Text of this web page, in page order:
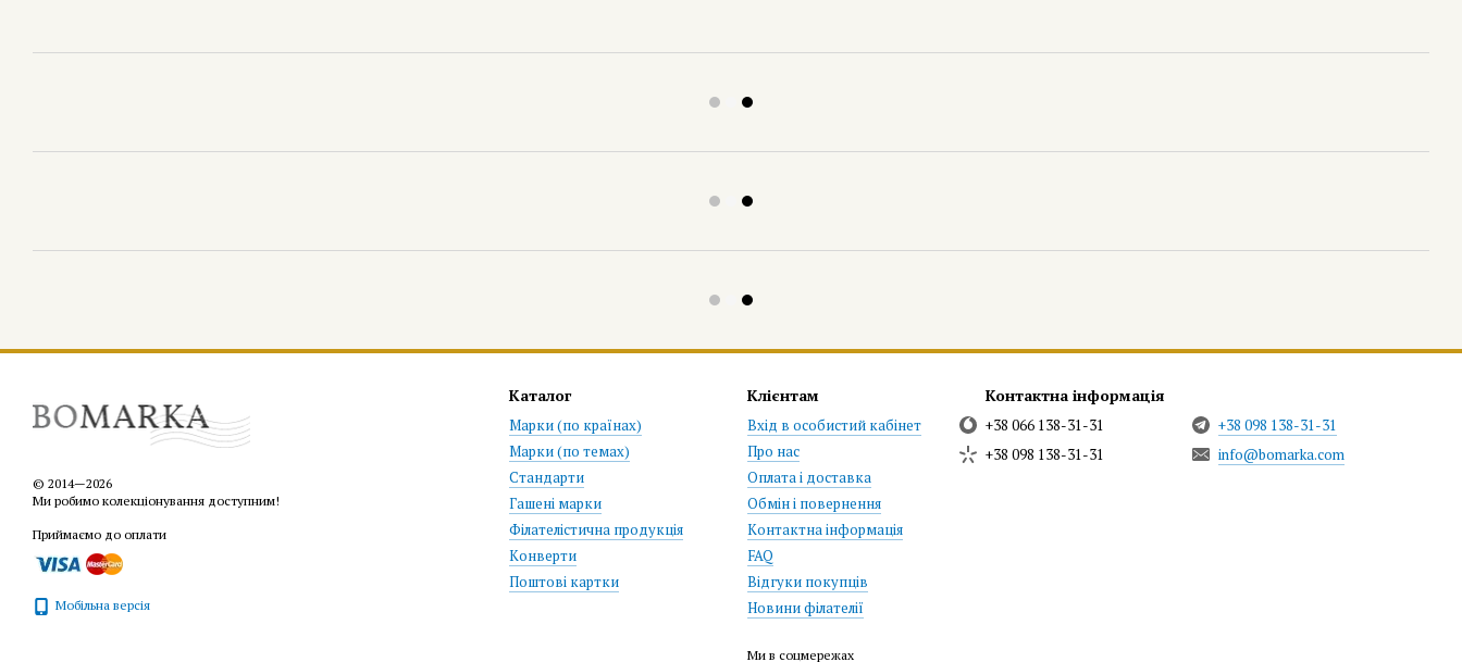
© 2014—2026
Ми робимо колекціонування доступним!
Приймаємо до оплати
Мобільна версія
Каталог
Марки (по країнах)
Марки (по темах)
Стандарти
Гашені марки
Філателістична продукція
Конверти
Поштові картки
Клієнтам
Вхід в особистий кабінет
Про нас
Оплата і доставка
Обмін і повернення
Контактна інформація
FAQ
Відгуки покупців
Новини філателії
Ми в соцмережах
Контактна інформація
+38 066 138-31-31
+38 098 138-31-31
+38 098 138-31-31
info@bomarka.com